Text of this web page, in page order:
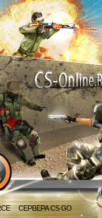
СЕРВЕРА CS GO